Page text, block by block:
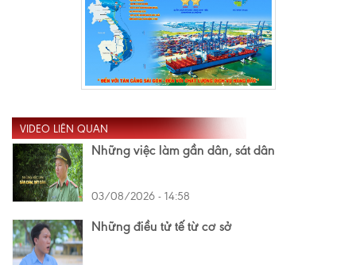
VIDEO LIÊN QUAN
Những việc làm gần dân, sát dân
03/08/2026 - 14:58
Những điều tử tế từ cơ sở